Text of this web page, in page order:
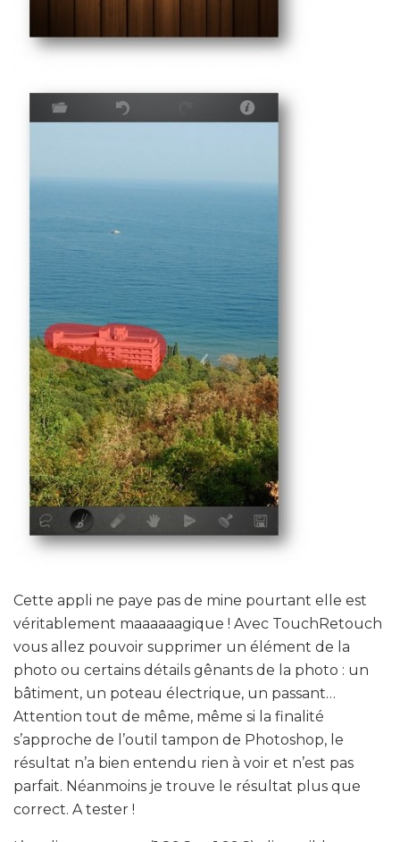
Cette appli ne paye pas de mine pourtant elle est
véritablement maaaaaagique ! Avec TouchRetouch
vous allez pouvoir supprimer un élément de la
photo ou certains détails gênants de la photo : un
bâtiment, un poteau électrique, un passant…
Attention tout de même, même si la finalité
s’approche de l’outil tampon de Photoshop, le
résultat n’a bien entendu rien à voir et n’est pas
parfait. Néanmoins je trouve le résultat plus que
correct. A tester !